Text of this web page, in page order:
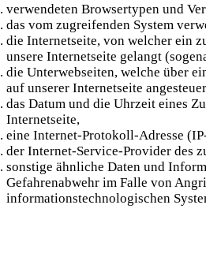
verwendeten Browsertypen und
das vom zugreifenden System
die Internetseite, von welcher ein
unsere Internetseite gelangt
die Unterwebseiten, welche über
auf unserer Internetseite
das Datum und die Uhrzeit eines
Internetseite,
eine Internet-Protokoll-Adresse
der Internet-Service-Provider des
sonstige ähnliche Daten und
Gefahrenabwehr im Falle von
informationstechnologischen